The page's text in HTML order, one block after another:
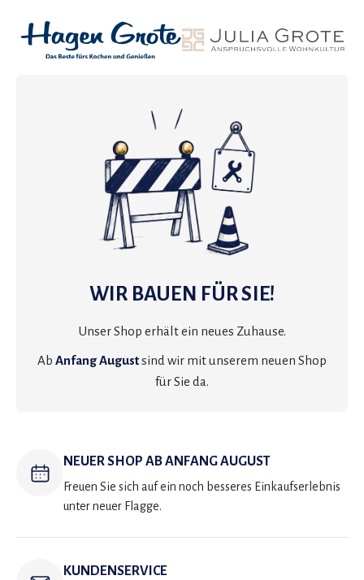
WIR BAUEN FÜR SIE!
Unser Shop erhält ein neues Zuhause.
Ab Anfang Augustsind wir mit unserem neuen Shop
für Sie da.
NEUER SHOP AB ANFANG AUGUST
Freuen Sie sich auf ein noch besseres Einkaufserlebnis
unter neuer Flagge.
KUNDENSERVICE